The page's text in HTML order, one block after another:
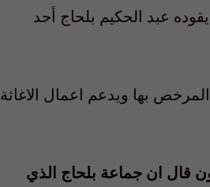
عبد الحكيم بلحاج أحد
بها ويدعم اعمال الاغاثة
قال ان جماعة بلحاج الذي